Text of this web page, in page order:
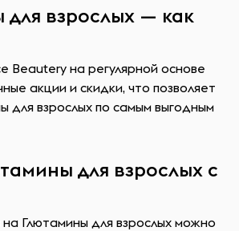
для взрослых — как
Beautery на регулярной основе
акции и скидки, что позволяет
для взрослых по самым выгодным
для взрослых с
Глютамины для взрослых можно